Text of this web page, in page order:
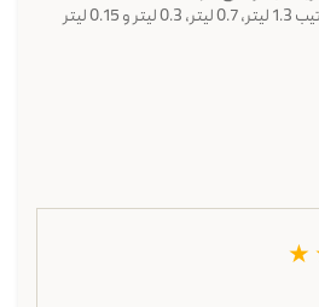
شامل: 5 ظرف غذا با درب که به ترتیب 1.3 لیتر، 0.7 لیتر، 0.3 لیتر و 0.15 لیتر